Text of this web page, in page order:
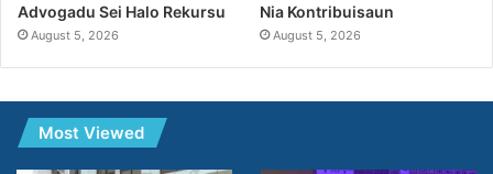
Advogadu Sei Halo Rekursu
August 5, 2026
Nia Kontribuisaun
August 5, 2026
Most Viewed